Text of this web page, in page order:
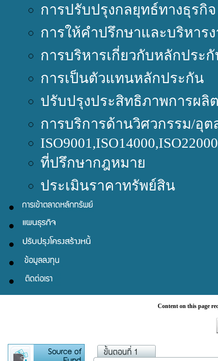
การปรับปรุงกลยุทธ์ทางธุรกิจ
การให้คำปรึกษาและบริหา
การบริหารเกี่ยวกับหลักประ
การเป็นตัวแทนหลักประกัน
ปรับปรุงประสิทธิภาพการผลิ
การบริการด้านวิศวกรรม/อุ
ที่ปรึกษากฎหมาย
ประเมินราคาทรัพย์สิน
Content on this page